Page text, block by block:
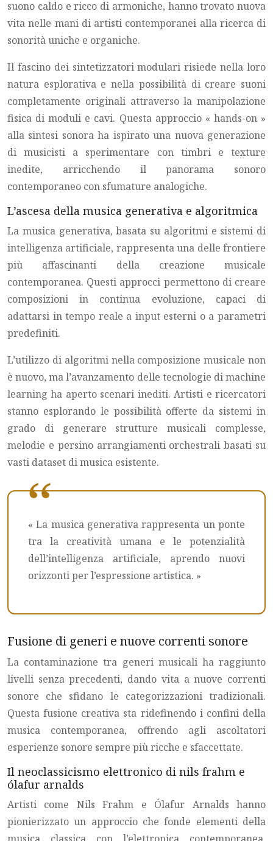
suono caldo e ricco di armoniche, hanno trovato nuova
vita nelle mani di artisti contemporanei alla ricerca di
sonorità uniche e organiche.
Il fascino dei sintetizzatori modulari risiede nella loro
natura esplorativa e nella possibilità di creare suoni
completamente originali attraverso la manipolazione
fisica di moduli e cavi. Questa approccio « hands-on »
alla sintesi sonora ha ispirato una nuova generazione
di musicisti a sperimentare con timbri e texture
inedite, arricchendo il panorama sonoro
contemporaneo con sfumature analogiche.
L’ascesa della musica generativa e algoritmica
La musica generativa, basata su algoritmi e sistemi di
intelligenza artificiale, rappresenta una delle frontiere
più affascinanti della creazione musicale
contemporanea. Questi approcci permettono di creare
composizioni in continua evoluzione, capaci di
adattarsi in tempo reale a input esterni o a parametri
predefiniti.
L’utilizzo di algoritmi nella composizione musicale non
è nuovo, ma l’avanzamento delle tecnologie di machine
learning ha aperto scenari inediti. Artisti e ricercatori
stanno esplorando le possibilità offerte da sistemi in
grado di generare strutture musicali complesse,
melodie e persino arrangiamenti orchestrali basati su
vasti dataset di musica esistente.
« La musica generativa rappresenta un ponte
tra la creatività umana e le potenzialità
dell’intelligenza artificiale, aprendo nuovi
orizzonti per l’espressione artistica. »
Fusione di generi e nuove correnti sonore
La contaminazione tra generi musicali ha raggiunto
livelli senza precedenti, dando vita a nuove correnti
sonore che sfidano le categorizzazioni tradizionali.
Questa fusione creativa sta ridefinendo i confini della
musica contemporanea, offrendo agli ascoltatori
esperienze sonore sempre più ricche e sfaccettate.
Il neoclassicismo elettronico di nils frahm e
ólafur arnalds
Artisti come Nils Frahm e Ólafur Arnalds hanno
pionierizzato un approccio che fonde elementi della